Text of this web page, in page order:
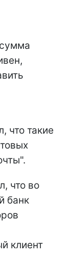
что такие
что во
банк
клиент